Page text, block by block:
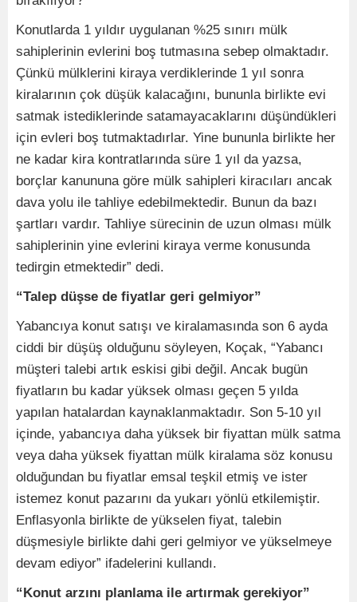
Konutlarda 1 yıldır uygulanan %25 sınırı mülk
sahiplerinin evlerini boş tutmasına sebep olmaktadır.
Çünkü mülklerini kiraya verdiklerinde 1 yıl sonra
kiralarının çok düşük kalacağını, bununla birlikte evi
satmak istediklerinde satamayacaklarını düşündükleri
için evleri boş tutmaktadırlar. Yine bununla birlikte her
ne kadar kira kontratlarında süre 1 yıl da yazsa,
borçlar kanununa göre mülk sahipleri kiracıları ancak
dava yolu ile tahliye edebilmektedir. Bunun da bazı
şartları vardır. Tahliye sürecinin de uzun olması mülk
sahiplerinin yine evlerini kiraya verme konusunda
tedirgin etmektedir” dedi.
“Talep düşse de fiyatlar geri gelmiyor”
Yabancıya konut satışı ve kiralamasında son 6 ayda
ciddi bir düşüş olduğunu söyleyen, Koçak, “Yabancı
müşteri talebi artık eskisi gibi değil. Ancak bugün
fiyatların bu kadar yüksek olması geçen 5 yılda
yapılan hatalardan kaynaklanmaktadır. Son 5-10 yıl
içinde, yabancıya daha yüksek bir fiyattan mülk satma
veya daha yüksek fiyattan mülk kiralama söz konusu
olduğundan bu fiyatlar emsal teşkil etmiş ve ister
istemez konut pazarını da yukarı yönlü etkilemiştir.
Enflasyonla birlikte de yükselen fiyat, talebin
düşmesiyle birlikte dahi geri gelmiyor ve yükselmeye
devam ediyor” ifadelerini kullandı.
“Konut arzını planlama ile artırmak gerekiyor”